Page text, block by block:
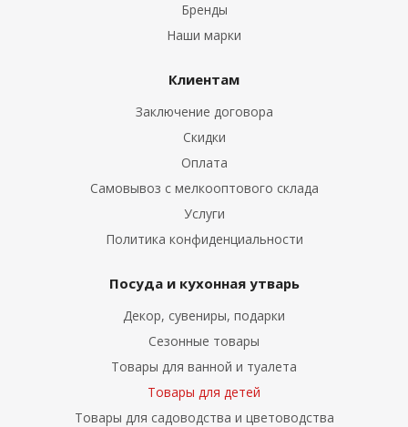
Бренды
Наши марки
Клиентам
Заключение договора
Скидки
Оплата
Самовывоз с мелкооптового склада
Услуги
Политика конфиденциальности
Посуда и кухонная утварь
Декор, сувениры, подарки
Сезонные товары
Товары для ванной и туалета
Товары для детей
Товары для садоводства и цветоводства